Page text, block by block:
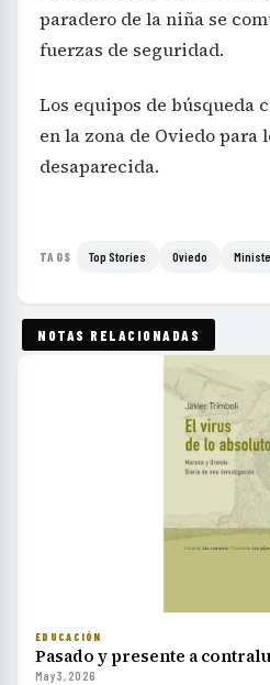
paradero de la niña se
fuerzas de seguridad.
Los equipos de búsqueda
en la zona de Oviedo para
desaparecida.
TAGS Top Stories Oviedo
NOTAS RELACIONADAS
EDUCACIÓN
Pasado y presente a
May 3, 2026